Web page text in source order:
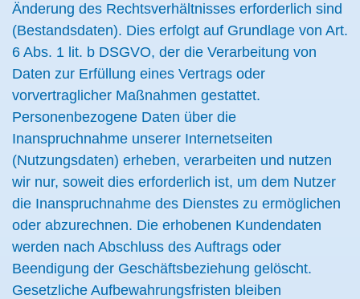
Änderung des Rechtsverhältnisses erforderlich sind
(Bestandsdaten). Dies erfolgt auf Grundlage von Art.
6 Abs. 1 lit. b DSGVO, der die Verarbeitung von
Daten zur Erfüllung eines Vertrags oder
vorvertraglicher Maßnahmen gestattet.
Personenbezogene Daten über die
Inanspruchnahme unserer Internetseiten
(Nutzungsdaten) erheben, verarbeiten und nutzen
wir nur, soweit dies erforderlich ist, um dem Nutzer
die Inanspruchnahme des Dienstes zu ermöglichen
oder abzurechnen. Die erhobenen Kundendaten
werden nach Abschluss des Auftrags oder
Beendigung der Geschäftsbeziehung gelöscht.
Gesetzliche Aufbewahrungsfristen bleiben